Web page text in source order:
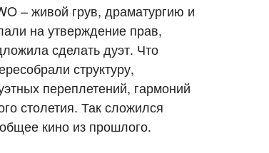
– живой грув, драматургию и
на утверждение прав,
сделать дуэт. Что
структуру,
переплетений, гармоний
столетия. Так сложился
кино из прошлого.